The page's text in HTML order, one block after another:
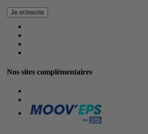
Nos sites complémentaires